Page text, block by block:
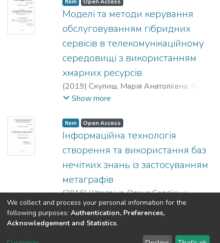
Моделі та методи керування
обслуговуванням гібридних
сервісів в телекомунікаційному
середовищі з використанням
хмарних ресурсів
(2019) Скулиш, Марія Анатоліївна; Глоба,
Лариса Сергіївна
Show more
Item Open Access
Інформаційна технологія
створення та використання баз
нечітких знань із застосуванням
метаграфів
(2016)Штогріна, Олена Сергіївна;
Терновой, Максим Юрійович;Кафедра
інформаційно-телекомунікаційних
мереж;Інститут телекомунікаційних
Національний технічний
Show more
DSpace software copyright © 2002-2026 LYRASIS
We collect and process your personal information for the
following purposes: Authentication, Preferences,
Acknowledgement and Statistics.